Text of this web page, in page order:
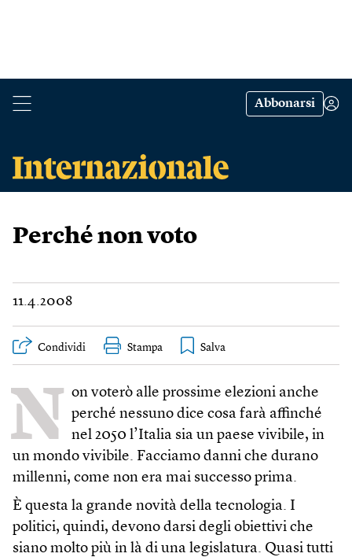
Abbonarsi
Perché non voto
11.4.2008
Condividi Stampa
N on voterò alle prossime elezioni anche
perché nessuno dice cosa farà affinché
nel 2050 l’Italia sia un paese vivibile, in
un mondo vivibile. Facciamo danni che durano
millenni, come non era mai successo prima.
È questa la grande novità della tecnologia. I
politici, quindi, devono darsi degli obiettivi che
siano molto più in là di una legislatura. Quasi tutti